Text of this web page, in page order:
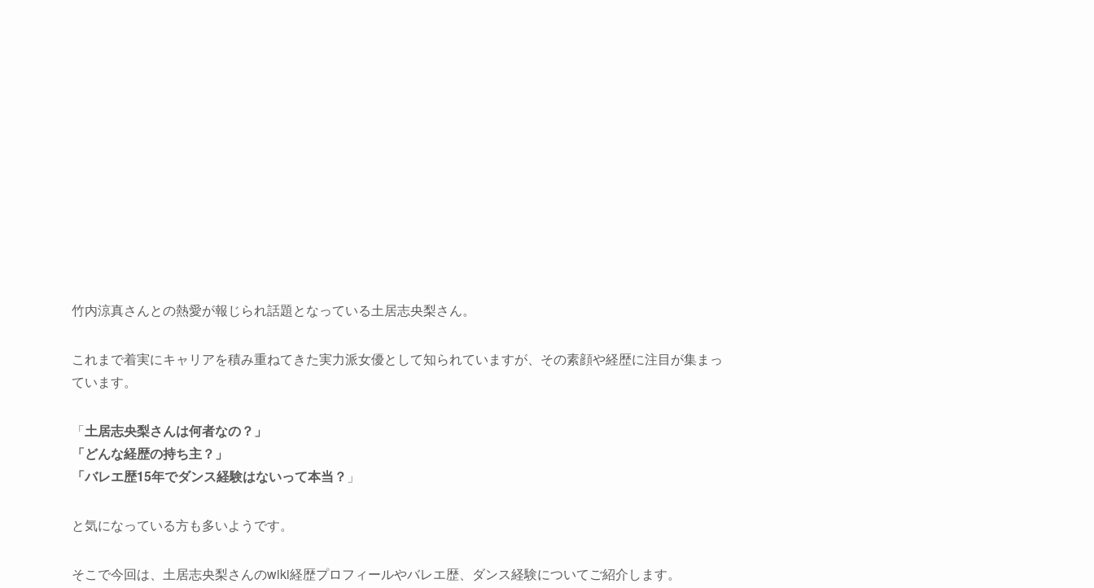
竹内涼真さんとの熱愛が報じられ話題となっている土居志央梨さん。
これまで着実にキャリアを積み重ねてきた実力派女優として知られていますが、その素顔や経歴に注目が集まっ
ています。
「土居志央梨さんは何者なの？」
「どんな経歴の持ち主？」
「バレエ歴15年でダンス経験はないって本当？ 」
と気になっている方も多いようです。
そこで今回は、土居志央梨さんのwiki経歴プロフィールやバレエ歴、ダンス経験についてご紹介します。